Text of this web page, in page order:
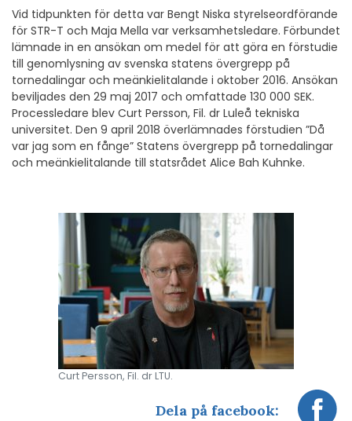
Vid tidpunkten för detta var Bengt Niska styrelseordförande
för STR-T och Maja Mella var verksamhetsledare. Förbundet
lämnade in en ansökan om medel för att göra en förstudie
till genomlysning av svenska statens övergrepp på
tornedalingar och meänkielitalande i oktober 2016. Ansökan
beviljades den 29 maj 2017 och omfattade 130 000 SEK.
Processledare blev Curt Persson, Fil. dr Luleå tekniska
universitet. Den 9 april 2018 överlämnades förstudien ”Då
var jag som en fånge” Statens övergrepp på tornedalingar
och meänkielitalande till statsrådet Alice Bah Kuhnke.
Curt Persson, Fil. dr LTU.
Dela på facebook: